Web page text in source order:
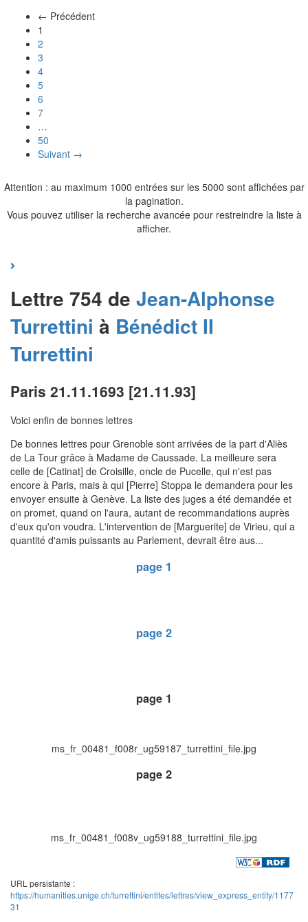
← Précédent
1
2
3
4
5
6
7
…
50
Suivant →
Attention : au maximum 1000 entrées sur les 5000 sont affichées par
la pagination.
Vous pouvez utiliser la recherche avancée pour restreindre la liste à
afficher.
Lettre 754 de Jean-Alphonse
Turrettini à Bénédict II
Turrettini
Paris 21.11.1693 [21.11.93]
Voici enfin de bonnes lettres
De bonnes lettres pour Grenoble sont arrivées de la part d'Aliès
de La Tour grâce à Madame de Caussade. La meilleure sera
celle de [Catinat] de Croisille, oncle de Pucelle, qui n'est pas
encore à Paris, mais à qui [Pierre] Stoppa le demandera pour les
envoyer ensuite à Genève. La liste des juges a été demandée et
on promet, quand on l'aura, autant de recommandations auprès
d'eux qu'on voudra. L'intervention de [Marguerite] de Virieu, qui a
quantité d'amis puissants au Parlement, devrait être aus...
page 1
page 2
page 1
ms_fr_00481_f008r_ug59187_turrettini_file.jpg
page 2
ms_fr_00481_f008v_ug59188_turrettini_file.jpg
URL persistante :
https://humanities.unige.ch/turrettini/entites/lettres/view_express_entity/1177
31